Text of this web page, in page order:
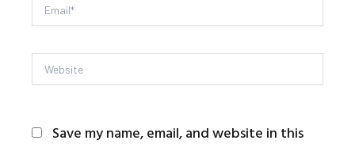
Email*
Website
Save my name, email, and website in this